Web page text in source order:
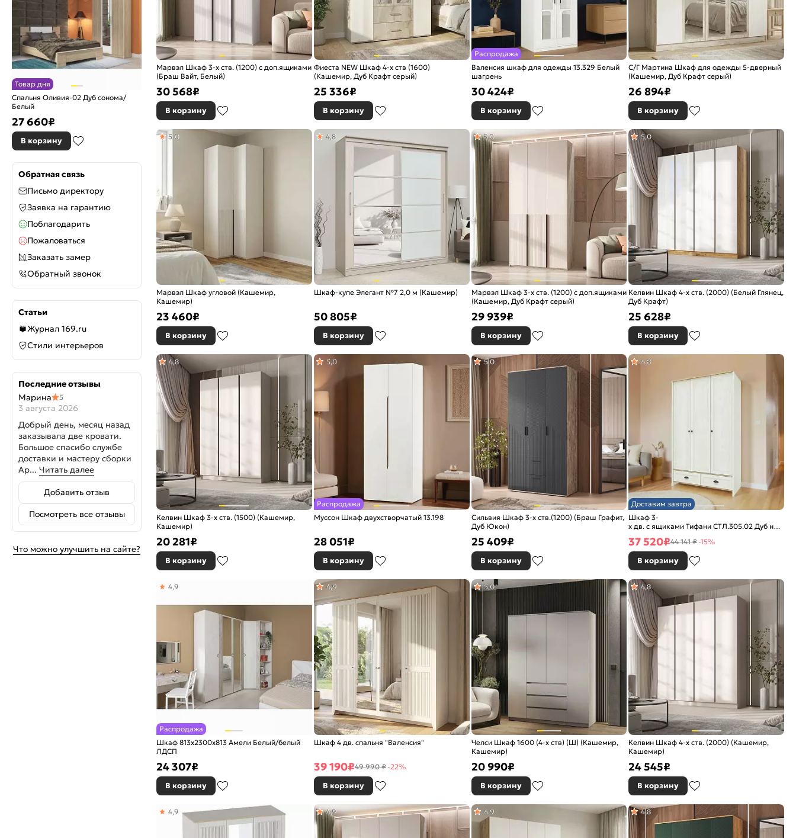
Товар дня
Спальня Оливия-02 Дуб сонома/
Белый
27 660₽
В корзину
Обратная связь
Письмо директору
Заявка на гарантию
Поблагодарить
Пожаловаться
Заказать замер
Обратный звонок
Статьи
Журнал 169.ru
Стили интерьеров
Последние отзывы
Марина
5
3 августа 2026
Добрый день, месяц назад
заказывала две кровати.
Большое спасибо службе
доставки и мастеру сборки
Ар... Читать далее
Добавить отзыв
Посмотреть все отзывы
Что можно улучшить на сайте?
Марвэл Шкаф 3-х ств. (1200) с доп.ящиками
(Браш Вайт, Белый)
30 568₽
В корзину
Фиеста NEW Шкаф 4-х ств (1600)
(Кашемир, Дуб Крафт серый)
25 336₽
В корзину
Распродажа
Валенсия шкаф для одежды 13.329 Белый
шагрень
30 424₽
В корзину
С/Г Мартина Шкаф для одежды 5-дверный
(Кашемир, Дуб Крафт серый)
26 894₽
В корзину
Марвэл Шкаф угловой (Кашемир,
Кашемир)
5,0
23 460₽
В корзину
Шкаф-купе Элегант №7 2,0 м (Кашемир)
4,8
50 805₽
В корзину
Марвэл Шкаф 3-х ств. (1200) с доп.ящиками
(Кашемир, Дуб Крафт серый)
5,0
29 939₽
В корзину
Келвин Шкаф 4-х ств. (2000) (Белый Глянец,
Дуб Крафт)
5,0
25 628₽
В корзину
Келвин Шкаф 3-х ств. (1500) (Кашемир,
Кашемир)
4,8
20 281₽
В корзину
Распродажа
Муссон Шкаф двухстворчатый 13.198
5,0
28 051₽
В корзину
Сильвия Шкаф 3-х ств.(1200) (Браш Графит,
Дуб Юкон)
5,0
25 409₽
В корзину
Доставим завтра
Шкаф 3-
х дв. с ящиками Тифани СТЛ.305.02 Дуб
4,8
37 520₽44 141 ₽-15%
В корзину
Распродажа
Шкаф 813x2300x813 Амели Белый/белый
ЛДСП
4,9
24 307₽
В корзину
Шкаф 4 дв. спальня "Валенсия"
4,9
39 190₽49 990 ₽-22%
В корзину
Челси Шкаф 1600 (4-х ств) (Ш) (Кашемир,
Кашемир)
5,0
20 990₽
В корзину
Келвин Шкаф 4-х ств. (2000) (Кашемир,
Кашемир)
4,8
24 545₽
В корзину
4,9 4,9 4,9 4,8